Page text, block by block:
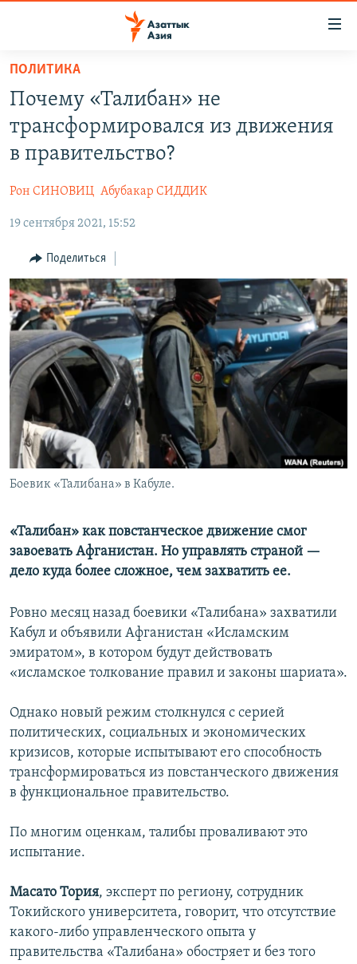
Вернуться
основному
содержанию
Вернутся
главной
Вернутся
поиску
КАЗАХСТАН
ТАДЖИКИСТАН
НОВОСТИ
ВОЙНА В УКРАИНЕ
КЫРГЫЗЧА
ЎЗБЕКЧА
ТОҶИКӢ
TÜRKMENÇE
ПОДПИШИТЕСЬ НА НАС В СОЦСЕТЯХ
Все сайты РСЕ/РС
ПОЛИТИКА
Почему «Талибан» не
трансформировался из движения
в правительство?
Рон СИНОВИЦ Абубакар СИДДИК
19 сентября 2021, 15:52
Поделиться
Боевик «Талибана» в Кабуле.
«Талибан» как повстанческое движение смог
завоевать Афганистан. Но управлять страной —
дело куда более сложное, чем захватить ее.
Ровно месяц назад боевики «Талибана» захватили
Кабул и объявили Афганистан «Исламским
эмиратом», в котором будут действовать
«исламское толкование правил и законы шариата».
Однако новый режим столкнулся с серией
политических, социальных и экономических
кризисов, которые испытывают его способность
трансформироваться из повстанческого движения
в функциональное правительство.
По многим оценкам, талибы проваливают это
испытание.
Масато Тория, эксперт по региону, сотрудник
Токийского университета, говорит, что отсутствие
какого-либо управленческого опыта у
правительства «Талибана» обостряет и без того